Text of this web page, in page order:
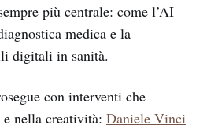
più centrale: come l’AI
medica e la
digitali in sanità.
con interventi che
nella creatività: Daniele Vinci